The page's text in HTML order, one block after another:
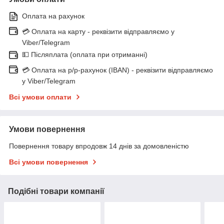
Оплата на рахунок
💳 Оплата на карту - реквізити відправляємо у
Viber/Telegram
💵 Післяплата (оплата при отриманні)
💳 Оплата на р/р-рахунок (IBAN) - реквізити відправляємо
у Viber/Telegram
Всі умови оплати
Умови повернення
Повернення товару впродовж 14 днів за домовленістю
Всі умови повернення
Подібні товари компанії